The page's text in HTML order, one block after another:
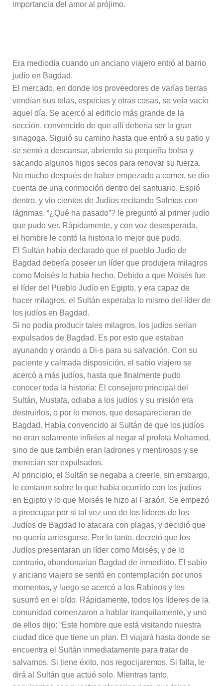
importancia del amor al prójimo.
Era mediodía cuando un anciano viajero entró al barrio
judío en Bagdad.
El mercado, en donde los proveedores de varías tierras
vendían sus telas, especias y otras cosas, se veía vacío
aquel día. Se acercó al edificio más grande de la
sección, convencido de que allí debería ser la gran
sinagoga. Siguió su camino hasta que entró a su patio y
se sentó a descansar, abriendo su pequeña bolsa y
sacando algunos higos secos para renovar su fuerza.
No mucho después de haber empezado a comer, se dio
cuenta de una conmoción dentro del santuario. Espió
dentro, y vio cientos de Judíos recitando Salmos con
lágrimas. “¿Qué ha pasado”? le preguntó al primer judío
que pudo ver. Rápidamente, y con voz desesperada,
el hombre le contó la historia lo mejor que pudo.
El Sultán había declarado que el pueblo Judío de
Bagdad debería poseer un líder que produjera milagros
como Moisés lo había hecho. Debido a que Moisés fue
el líder del Pueblo Judío en Egipto, y era capaz de
hacer milagros, el Sultán esperaba lo mismo del líder de
los judíos en Bagdad.
Si no podía producir tales milagros, los judíos serían
expulsados de Bagdad. Es por esto que estaban
ayunando y orando a Di-s para su salvación. Con su
paciente y calmada disposición, el sabio viajero se
acercó a más judíos, hasta que finalmente pudo
conocer toda la historia: El consejero principal del
Sultán, Mustafa, odiaba a los judíos y su misión era
destruirlos, o por lo menos, que desaparecieran de
Bagdad. Había convencido al Sultán de que los judíos
no eran solamente infieles al negar al profeta Mohamed,
sino de que también eran ladrones y mentirosos y se
merecían ser expulsados.
Al principio, el Sultán se negaba a creerle, sin embargo,
le contaron sobre lo que había ocurrido con los judíos
en Egipto y lo que Moisés le hizo al Faraón. Se empezó
a preocupar por si tal vez uno de los líderes de los
Judíos de Bagdad lo atacara con plagas, y decidió que
no quería arriesgarse. Por lo tanto, decretó que los
Judíos presentaran un líder como Moisés, y de lo
contrario, abandonarían Bagdad de inmediato. El sabio
y anciano viajero se sentó en contemplación por unos
momentos, y luego se acercó a los Rabinos y les
susurró en el oído. Rápidamente, todos los líderes de la
comunidad comenzaron a hablar tranquilamente, y uno
de ellos dijo: “Este hombre que está visitando nuestra
ciudad dice que tiene un plan. El viajará hasta donde se
encuentra el Sultán inmediatamente para tratar de
salvarnos. Si tiene éxito, nos regocijaremos. Si falla, le
dirá al Sultán que actuó solo. Mientras tanto,